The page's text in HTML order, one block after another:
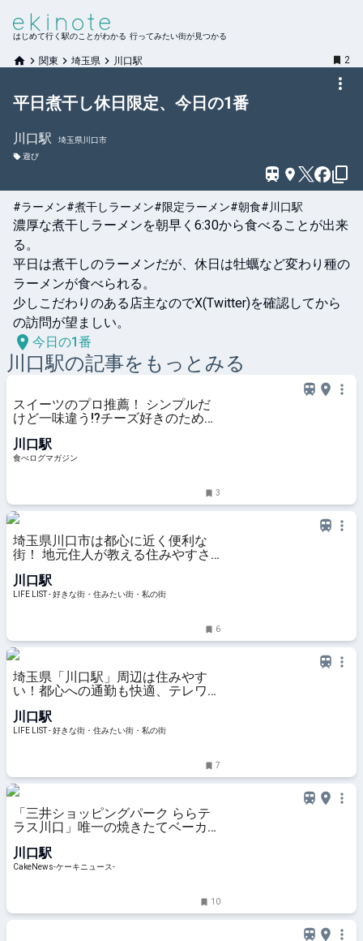
はじめて行く駅のことがわかる 行ってみたい街が見つかる
関東 埼玉県 川口駅 2
平日煮干し休日限定、今日の1番
川口駅
埼玉県川口市
遊び
#ラーメン#煮干しラーメン#限定ラーメン#朝食#川口駅
濃厚な煮干しラーメンを朝早く6:30から食べることが出来
る。
平日は煮干しのラーメンだが、休日は牡蠣など変わり種の
ラーメンが食べられる。
少しこだわりのある店主なのでX(Twitter)を確認してから
の訪問が望ましい。
今日の1番
川口駅の記事をもっとみる
スイーツのプロ推薦！ シンプルだ
けど一味違う!?チーズ好きのための
川口駅
食べログマガジン
3
埼玉県川口市は都心に近く便利な
街！ 地元住人が教える住みやすさ -
街・私の街
川口駅
LIFE LIST - 好きな街・住みたい街・私の街
6
埼玉県「川口駅」周辺は住みやす
い！都心への通勤も快適、テレワー
伝え - LIFE LIST - 好きな街・住みた
い街・私の街
川口駅
LIFE LIST - 好きな街・住みたい街・私の街
7
「三井ショッピングパーク ららテ
ラス川口」唯一の焼きたてベーカリ
日に同時オープン
川口駅
CakeNews-ケーキニュース-
10